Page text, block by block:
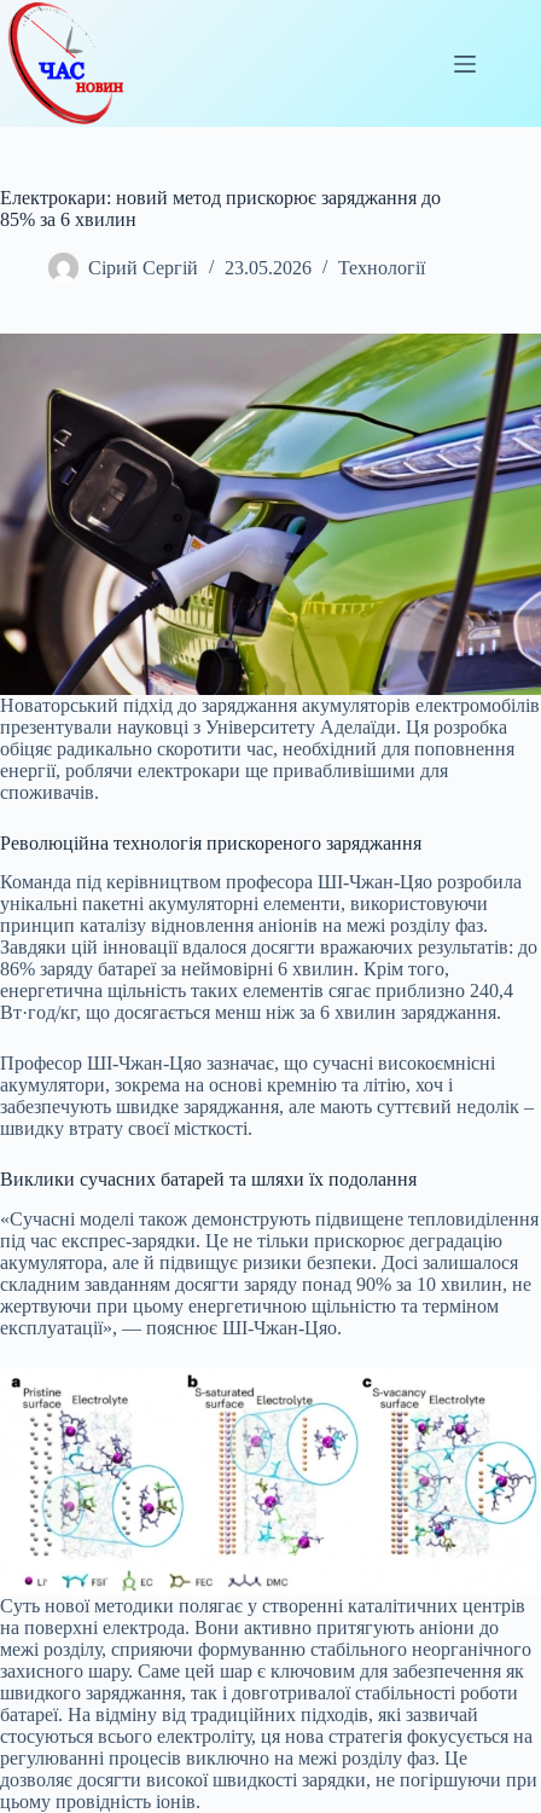
Перейти
до
вмісту
Електрокари: новий метод прискорює заряджання до
85% за 6 хвилин
Сірий Сергій 23.05.2026 Технології
Новаторський підхід до заряджання акумуляторів електромобілів
презентували науковці з Університету Аделаїди. Ця розробка
обіцяє радикально скоротити час, необхідний для поповнення
енергії, роблячи електрокари ще привабливішими для
споживачів.
Революційна технологія прискореного заряджання
Команда під керівництвом професора ШІ-Чжан-Цяо розробила
унікальні пакетні акумуляторні елементи, використовуючи
принцип каталізу відновлення аніонів на межі розділу фаз.
Завдяки цій інновації вдалося досягти вражаючих результатів: до
86% заряду батареї за неймовірні 6 хвилин. Крім того,
енергетична щільність таких елементів сягає приблизно 240,4
Вт·год/кг, що досягається менш ніж за 6 хвилин заряджання.
Професор ШІ-Чжан-Цяо зазначає, що сучасні високоємнісні
акумулятори, зокрема на основі кремнію та літію, хоч і
забезпечують швидке заряджання, але мають суттєвий недолік –
швидку втрату своєї місткості.
Виклики сучасних батарей та шляхи їх подолання
«Сучасні моделі також демонструють підвищене тепловиділення
під час експрес-зарядки. Це не тільки прискорює деградацію
акумулятора, але й підвищує ризики безпеки. Досі залишалося
складним завданням досягти заряду понад 90% за 10 хвилин, не
жертвуючи при цьому енергетичною щільністю та терміном
експлуатації», — пояснює ШІ-Чжан-Цяо.
Суть нової методики полягає у створенні каталітичних центрів
на поверхні електрода. Вони активно притягують аніони до
межі розділу, сприяючи формуванню стабільного неорганічного
захисного шару. Саме цей шар є ключовим для забезпечення як
швидкого заряджання, так і довготривалої стабільності роботи
батареї. На відміну від традиційних підходів, які зазвичай
стосуються всього електроліту, ця нова стратегія фокусується на
регулюванні процесів виключно на межі розділу фаз. Це
дозволяє досягти високої швидкості зарядки, не погіршуючи при
цьому провідність іонів.